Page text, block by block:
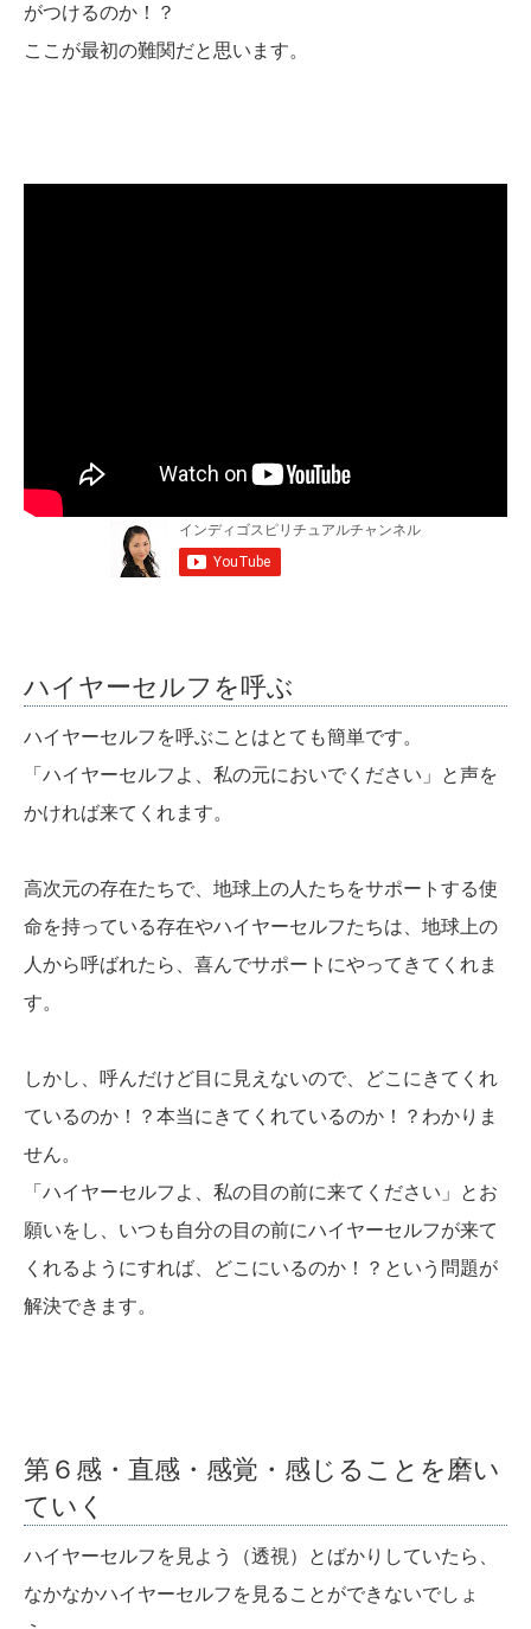
がつけるのか！？
ここが最初の難関だと思います。
ハイヤーセルフを呼ぶ
ハイヤーセルフを呼ぶことはとても簡単です。
「ハイヤーセルフよ、私の元においでください」と声を
かければ来てくれます。
高次元の存在たちで、地球上の人たちをサポートする使
命を持っている存在やハイヤーセルフたちは、地球上の
人から呼ばれたら、喜んでサポートにやってきてくれま
す。
しかし、呼んだけど目に見えないので、どこにきてくれ
ているのか！？本当にきてくれているのか！？わかりま
せん。
「ハイヤーセルフよ、私の目の前に来てください」とお
願いをし、いつも自分の目の前にハイヤーセルフが来て
くれるようにすれば、どこにいるのか！？という問題が
解決できます。
第６感・直感・感覚・感じることを磨い
ていく
ハイヤーセルフを見よう（透視）とばかりしていたら、
なかなかハイヤーセルフを見ることができないでしょ